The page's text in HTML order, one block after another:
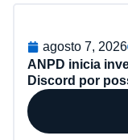
agosto 7, 2026
ANPD inicia
Discord por